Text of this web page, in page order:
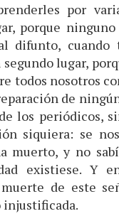
por
porque
difunto, cuando
lugar,
todos nosotros
de
los periódicos,
siquiera: se
muerto, y no
existiese. Y
de este